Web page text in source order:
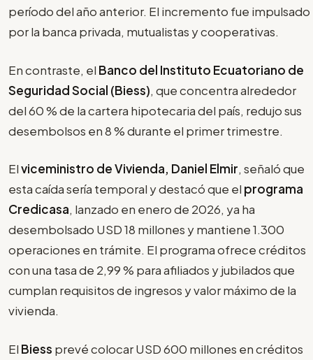
período del año anterior. El incremento fue impulsado
por la banca privada, mutualistas y cooperativas.
En contraste, el Banco del Instituto Ecuatoriano de
Seguridad Social (Biess), que concentra alrededor
del 60 % de la cartera hipotecaria del país, redujo sus
desembolsos en 8 % durante el primer trimestre.
Elviceministro de Vivienda, Daniel Elmir, señaló que
esta caída sería temporal y destacó que el programa
Credicasa, lanzado en enero de 2026, ya ha
desembolsado USD 18 millones y mantiene 1.300
operaciones en trámite. El programa ofrece créditos
con una tasa de 2,99 % para afiliados y jubilados que
cumplan requisitos de ingresos y valor máximo de la
vivienda.
El Biess prevé colocar USD 600 millones en créditos